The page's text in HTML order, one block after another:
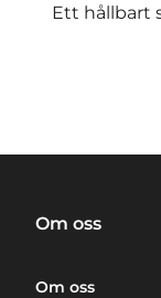
Ett hållbart
Om oss
Om oss